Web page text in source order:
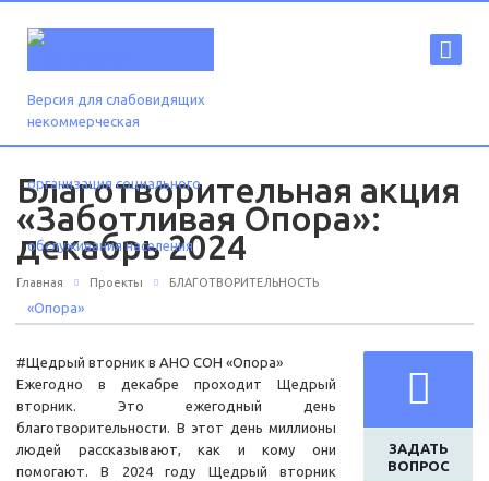
Версия для слабовидящих
Благотворительная акция
«Заботливая Опора»:
декабрь 2024
Главная Проекты БЛАГОТВОРИТЕЛЬНОСТЬ
ЗАДАТЬ
ВОПРОС
#Щедрый вторник в АНО СОН «Опора»
Ежегодно в декабре проходит Щедрый
вторник. Это ежегодный день
благотворительности. В этот день миллионы
людей рассказывают, как и кому они
помогают. В 2024 году Щедрый вторник